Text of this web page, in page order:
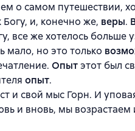
о самом путешествии,
и, конечно же, веры.
все же хотелось больше
мало, но это только
Опытэтот был
опыт.
и свой мыс Горн. И
и вновь, мы